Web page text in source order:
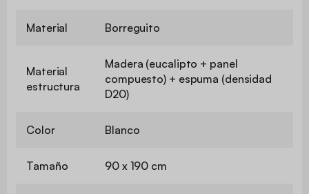
Material Borreguito
Material
estructura
Madera (eucalipto + panel
compuesto) + espuma (densidad
D20)
Color Blanco
Tamaño 90 x 190 cm